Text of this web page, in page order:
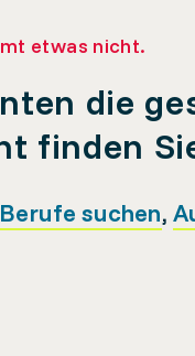
etwas nicht.
die
finden
Berufe suchen,